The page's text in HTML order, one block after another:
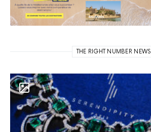
THE RIGHT NUMBER NEWS